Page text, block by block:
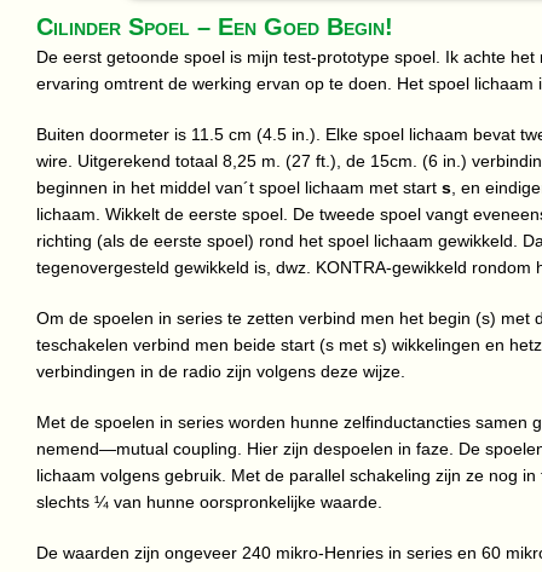
Cilinder Spoel – Een Goed Begin!
De eerst getoonde spoel is mijn test-prototype spoel. Ik achte
ervaring omtrent de werking ervan op te doen. Het spoel
Buiten doormeter is 11.5 cm (4.5 in.). Elke spoel lichaam bevat
wire. Uitgerekend totaal 8,25 m. (27 ft.), de 15cm. (6 in.)
beginnen in het middel van´t spoel lichaam met start s , en
lichaam. Wikkelt de eerste spoel. De tweede spoel vangt
richting (als de eerste spoel) rond het spoel lichaam gewikkeld.
tegenovergesteld gewikkeld is, dwz. KONTRA-gewikkeld rondom
Om de spoelen in series te zetten verbind men het begin (s) met
teschakelen verbind men beide start (s met s) wikkelingen en
verbindingen in de radio zijn volgens deze wijze.
Met de spoelen in series worden hunne zelfinductancties samen
nemend—mutual coupling. Hier zijn despoelen in faze. De
lichaam volgens gebruik. Met de parallel schakeling zijn ze nog
slechts ¼ van hunne oorspronkelijke waarde.
De waarden zijn ongeveer 240 mikro-Henries in series en 60